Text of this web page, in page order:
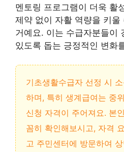
멘토링 프로그램이 더욱 활
제약 없이 자활 역량을 키
거예요. 이는 수급자분들이
있도록 돕는 긍정적인 변화
기초생활수급자 선정 시
하며, 특히 생계급여는 중
신청 자격이 주어져요. 본
꼼히 확인해보시고, 자격
고 주민센터에 방문하여